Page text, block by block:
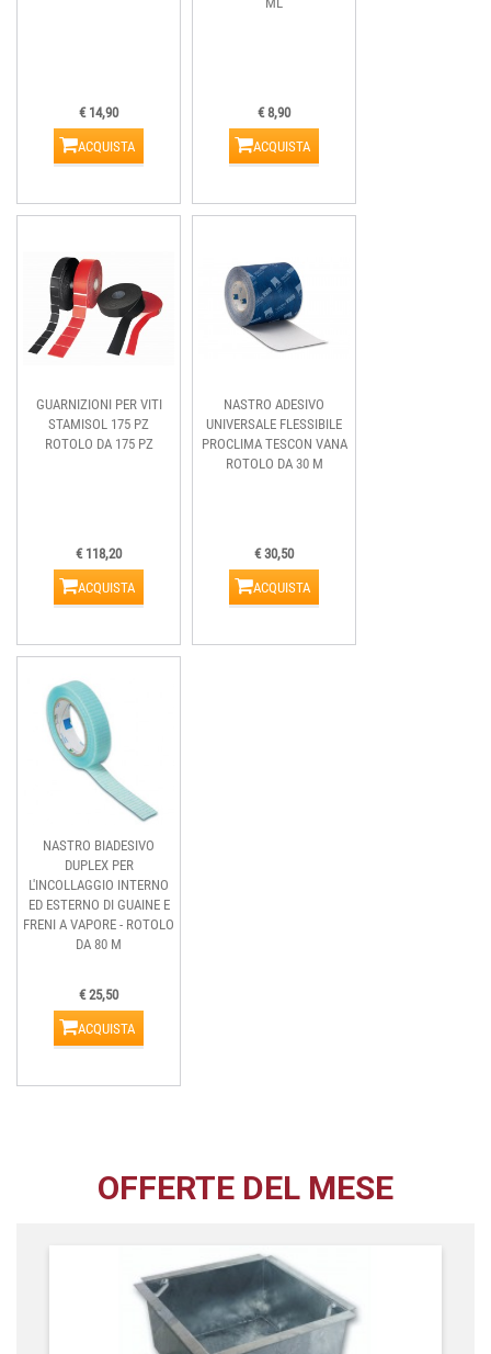
€ 14,90
ACQUISTA
€ 8,90
ACQUISTA
GUARNIZIONI PER VITI
STAMISOL 175 PZ
ROTOLO DA 175 PZ
€ 118,20
ACQUISTA
NASTRO ADESIVO
UNIVERSALE FLESSIBILE
PROCLIMA TESCON VANA
ROTOLO DA 30 M
€ 30,50
ACQUISTA
NASTRO BIADESIVO
DUPLEX PER
L'INCOLLAGGIO INTERNO
ED ESTERNO DI GUAINE E
FRENI A VAPORE - ROTOLO
DA 80 M
€ 25,50
ACQUISTA
OFFERTE DEL MESE